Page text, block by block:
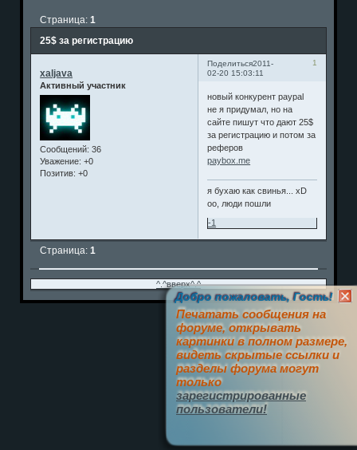
25$ за регистрацию
Страница:1
Поделиться 1
2011-
02-20 15:03:11
xaljava
Активный участник
Сообщений: 36
Уважение: +0
Позитив: +0
новый конкурент paypal
не я придумал, но на
сайте пишут что дают 25$
за регистрацию и потом за
реферов
paybox.me
я бухаю как свинья... xD
оо, люди пошли
-1
Страница:1
^.^вверх^.^
Добро пожаловать, Гость!
Печатать сообщения на
форуме, открывать
картинки в полном размере,
видеть скрытые ссылки и
разделы форума могут
только
зарегистрированные
пользователи!